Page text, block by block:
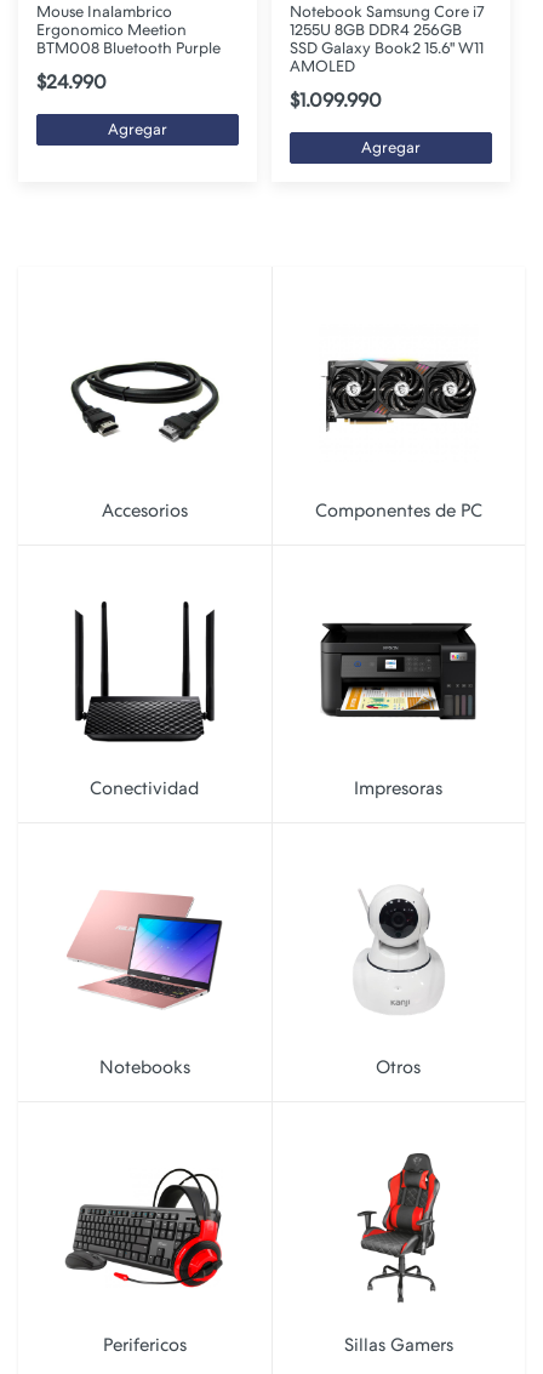
Mouse Inalambrico
Ergonomico Meetion
BTM008 Bluetooth Purple
$24.990
Agregar
Notebook Samsung Core i7
1255U 8GB DDR4 256GB
SSD Galaxy Book2 15.6" W11
AMOLED
$1.099.990
Agregar
Accesorios Componentes de PC
Conectividad Impresoras
Notebooks Otros
Perifericos Sillas Gamers